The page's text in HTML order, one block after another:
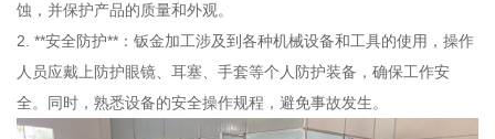
蚀，并保护产品的质量和外观。
2. **安全防护**：钣金加工涉及到各种机械设备和工具的使用，操作
人员应戴上防护眼镜、耳塞、手套等个人防护装备，确保工作安
全。同时，熟悉设备的安全操作规程，避免事故发生。